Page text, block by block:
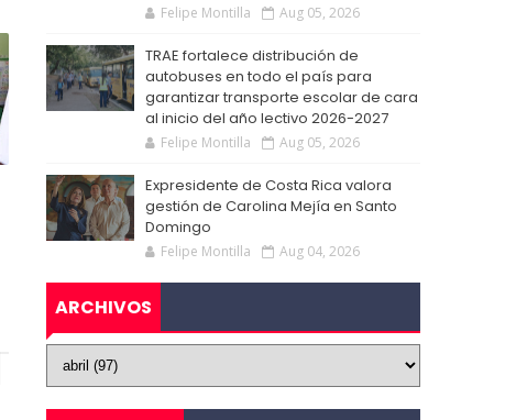
Felipe Montilla Aug 05, 2026
TRAE fortalece distribución de
autobuses en todo el país para
garantizar transporte escolar de cara
al inicio del año lectivo 2026-2027
Felipe Montilla Aug 05, 2026
Expresidente de Costa Rica valora
gestión de Carolina Mejía en Santo
Domingo
Felipe Montilla Aug 04, 2026
ARCHIVOS